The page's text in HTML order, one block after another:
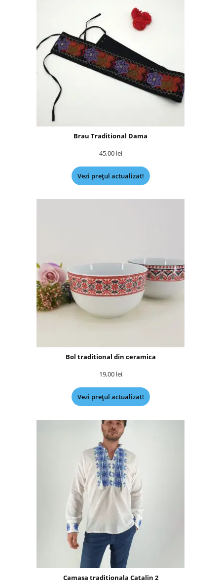
Brau Traditional Dama
45,00 lei
Vezi prețul actualizat!
Bol traditional din ceramica
19,00 lei
Vezi prețul actualizat!
Camasa traditionala Catalin 2